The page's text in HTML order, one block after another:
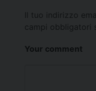
Il tuo indirizzo
campi obbligatori
Your comment